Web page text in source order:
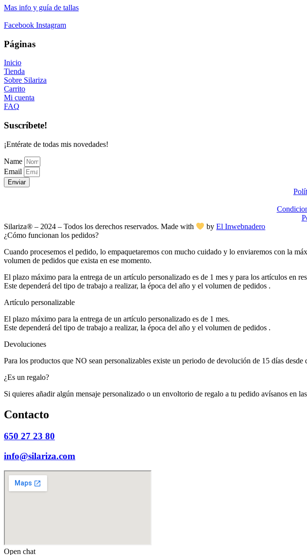
Mas info y guía de tallas
Facebook Instagram
Páginas
Inicio
Tienda
Sobre Silariza
Carrito
Mi cuenta
FAQ
Suscríbete!
¡Entérate de todas mis novedades!
Name
Email
Enviar
Silariza® – 2024 – Todos los derechos reservados. Made with
byEl Inwebnadero
¿Cómo funcionan los pedidos?
Cuando procesemos el pedido, lo empaquetaremos con mucho cuidado y lo enviaremos con la
volumen de pedidos que exista en ese momento.
El plazo máximo para la entrega de un artículo personalizado es de 1 mes y para los artículos en
Este dependerá del tipo de trabajo a realizar, la época del año y el volumen de pedidos .
Artículo personalizable
El plazo máximo para la entrega de un artículo personalizado es de 1 mes.
Este dependerá del tipo de trabajo a realizar, la época del año y el volumen de pedidos .
Devoluciones
Para los productos que NO sean personalizables existe un periodo de devolución de 15 días
¿Es un regalo?
Si quieres añadir algún mensaje personalizado o un envoltorio de regalo a tu pedido avísanos en
Contacto
650 27 23 80
info@silariza.com
Open chat